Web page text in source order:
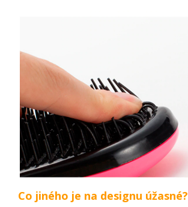
Co jiného je na designu úžasné?